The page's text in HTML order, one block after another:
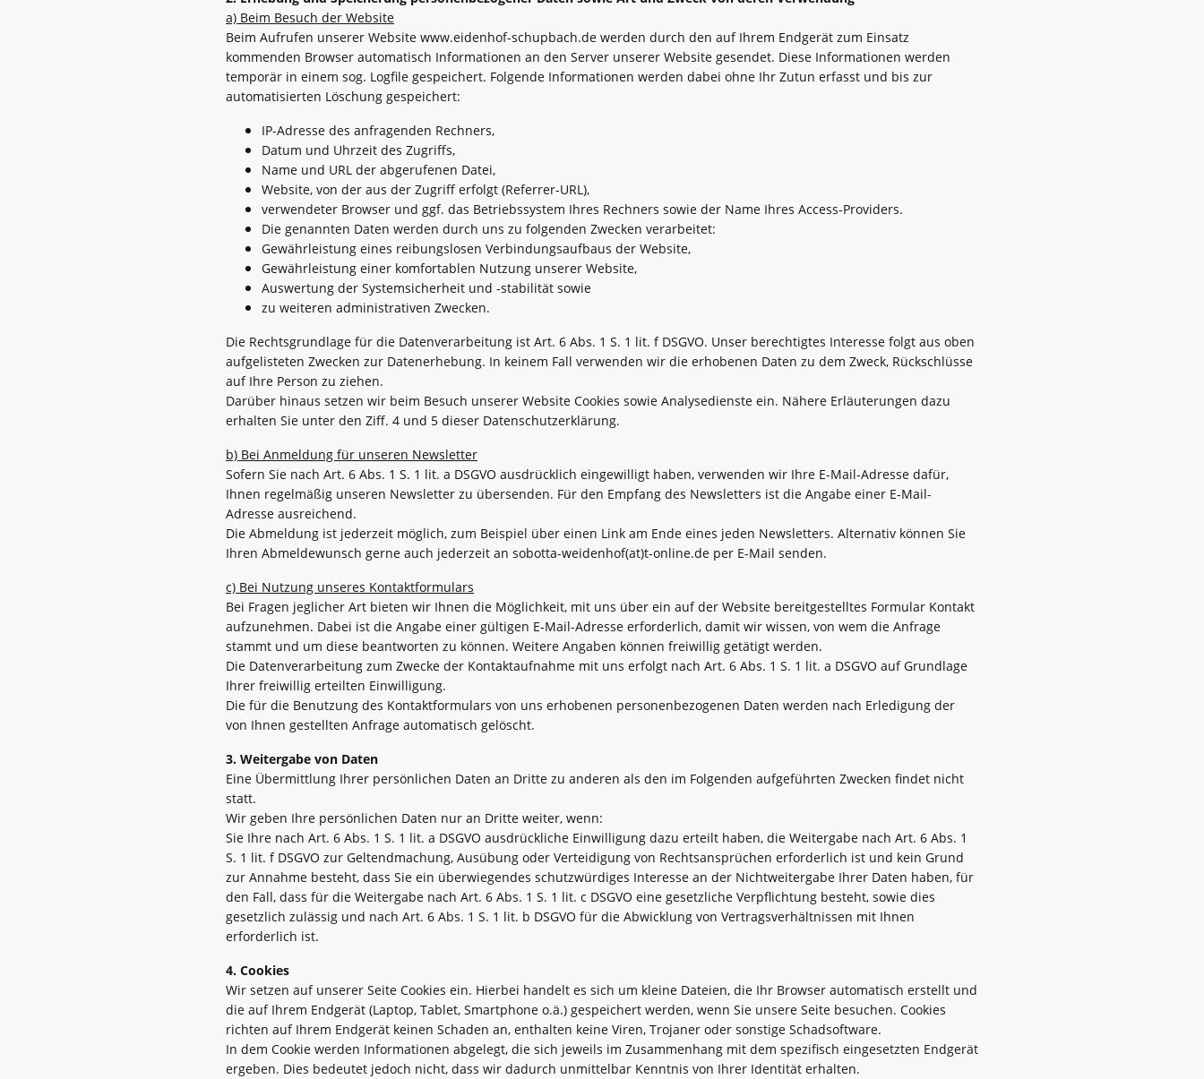
a) Beim Besuch der Website
Beim Aufrufen unserer Website www.eidenhof-schupbach.de werden durch den auf Ihrem Endgerät zum Einsatz
kommenden Browser automatisch Informationen an den Server unserer Website gesendet. Diese Informationen werden
temporär in einem sog. Logfile gespeichert. Folgende Informationen werden dabei ohne Ihr Zutun erfasst und bis zur
automatisierten Löschung gespeichert:
IP-Adresse des anfragenden Rechners,
Datum und Uhrzeit des Zugriffs,
Name und URL der abgerufenen Datei,
Website, von der aus der Zugriff erfolgt (Referrer-URL),
verwendeter Browser und ggf. das Betriebssystem Ihres Rechners sowie der Name Ihres Access-Providers.
Die genannten Daten werden durch uns zu folgenden Zwecken verarbeitet:
Gewährleistung eines reibungslosen Verbindungsaufbaus der Website,
Gewährleistung einer komfortablen Nutzung unserer Website,
Auswertung der Systemsicherheit und -stabilität sowie
zu weiteren administrativen Zwecken.
Die Rechtsgrundlage für die Datenverarbeitung ist Art. 6 Abs. 1 S. 1 lit. f DSGVO. Unser berechtigtes Interesse folgt aus oben
aufgelisteten Zwecken zur Datenerhebung. In keinem Fall verwenden wir die erhobenen Daten zu dem Zweck, Rückschlüsse
auf Ihre Person zu ziehen.
Darüber hinaus setzen wir beim Besuch unserer Website Cookies sowie Analysedienste ein. Nähere Erläuterungen dazu
erhalten Sie unter den Ziff. 4 und 5 dieser Datenschutzerklärung.
b) Bei Anmeldung für unseren Newsletter
Sofern Sie nach Art. 6 Abs. 1 S. 1 lit. a DSGVO ausdrücklich eingewilligt haben, verwenden wir Ihre E-Mail-Adresse dafür,
Ihnen regelmäßig unseren Newsletter zu übersenden. Für den Empfang des Newsletters ist die Angabe einer E-Mail-
Adresse ausreichend.
Die Abmeldung ist jederzeit möglich, zum Beispiel über einen Link am Ende eines jeden Newsletters. Alternativ können Sie
Ihren Abmeldewunsch gerne auch jederzeit an sobotta-weidenhof(at)t-online.de per E-Mail senden.
c) Bei Nutzung unseres Kontaktformulars
Bei Fragen jeglicher Art bieten wir Ihnen die Möglichkeit, mit uns über ein auf der Website bereitgestelltes Formular Kontakt
aufzunehmen. Dabei ist die Angabe einer gültigen E-Mail-Adresse erforderlich, damit wir wissen, von wem die Anfrage
stammt und um diese beantworten zu können. Weitere Angaben können freiwillig getätigt werden.
Die Datenverarbeitung zum Zwecke der Kontaktaufnahme mit uns erfolgt nach Art. 6 Abs. 1 S. 1 lit. a DSGVO auf Grundlage
Ihrer freiwillig erteilten Einwilligung.
Die für die Benutzung des Kontaktformulars von uns erhobenen personenbezogenen Daten werden nach Erledigung der
von Ihnen gestellten Anfrage automatisch gelöscht.
3. Weitergabe von Daten
Eine Übermittlung Ihrer persönlichen Daten an Dritte zu anderen als den im Folgenden aufgeführten Zwecken findet nicht
statt.
Wir geben Ihre persönlichen Daten nur an Dritte weiter, wenn:
Sie Ihre nach Art. 6 Abs. 1 S. 1 lit. a DSGVO ausdrückliche Einwilligung dazu erteilt haben, die Weitergabe nach Art. 6 Abs. 1
S. 1 lit. f DSGVO zur Geltendmachung, Ausübung oder Verteidigung von Rechtsansprüchen erforderlich ist und kein Grund
zur Annahme besteht, dass Sie ein überwiegendes schutzwürdiges Interesse an der Nichtweitergabe Ihrer Daten haben, für
den Fall, dass für die Weitergabe nach Art. 6 Abs. 1 S. 1 lit. c DSGVO eine gesetzliche Verpflichtung besteht, sowie dies
gesetzlich zulässig und nach Art. 6 Abs. 1 S. 1 lit. b DSGVO für die Abwicklung von Vertragsverhältnissen mit Ihnen
erforderlich ist.
4. Cookies
Wir setzen auf unserer Seite Cookies ein. Hierbei handelt es sich um kleine Dateien, die Ihr Browser automatisch erstellt und
die auf Ihrem Endgerät (Laptop, Tablet, Smartphone o.ä.) gespeichert werden, wenn Sie unsere Seite besuchen. Cookies
richten auf Ihrem Endgerät keinen Schaden an, enthalten keine Viren, Trojaner oder sonstige Schadsoftware.
In dem Cookie werden Informationen abgelegt, die sich jeweils im Zusammenhang mit dem spezifisch eingesetzten Endgerät
ergeben. Dies bedeutet jedoch nicht, dass wir dadurch unmittelbar Kenntnis von Ihrer Identität erhalten.